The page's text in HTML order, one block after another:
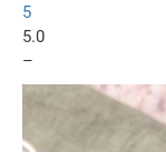
5
5.0
–